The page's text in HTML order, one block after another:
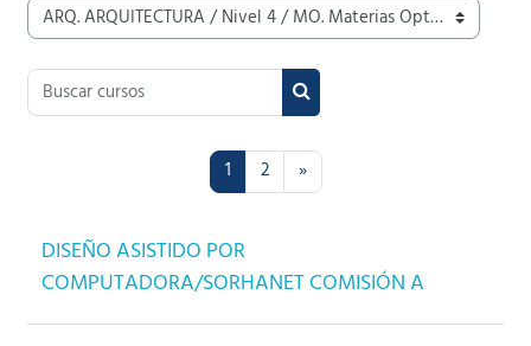
Categorías
Buscar cursos
Buscar cursos
1Página 1
2Página 2
»Siguiente página
DISEÑO ASISTIDO POR
COMPUTADORA/SORHANET COMISIÓN A